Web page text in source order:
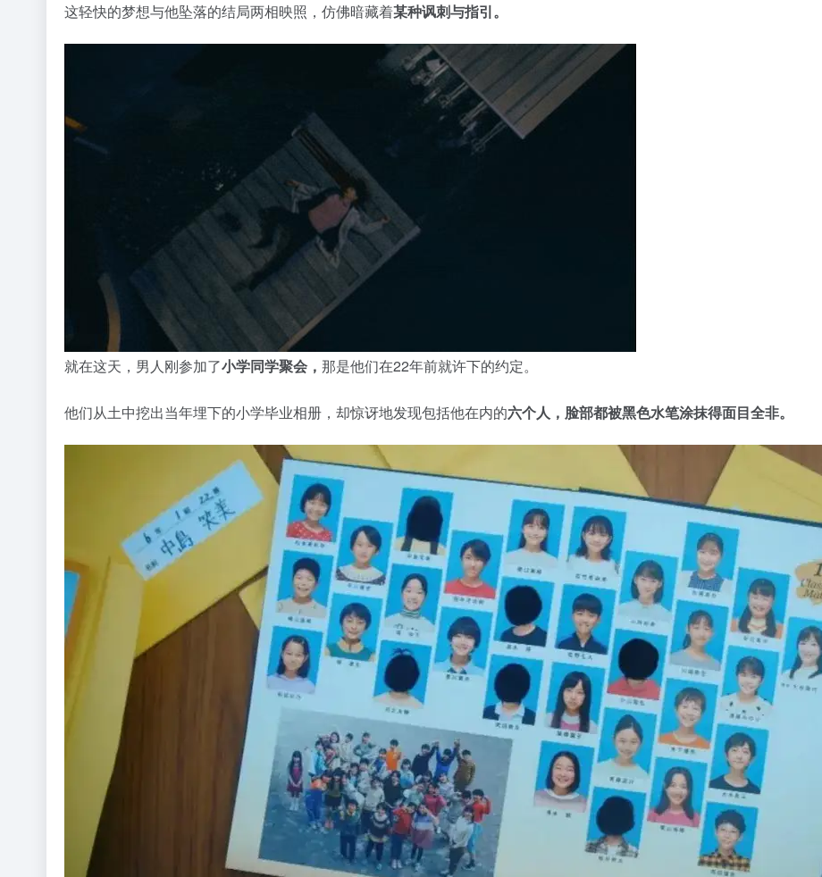
这轻快的梦想与他坠落的结局两相映照，仿佛暗藏着某种讽刺与指引。
就在这天，男人刚参加了小学同学聚会， 那是他们在22年前就许下的约定。
他们从土中挖出当年埋下的小学毕业相册，却惊讶地发现包括他在内的六个人，脸部都被黑色水笔涂抹得面目全非。